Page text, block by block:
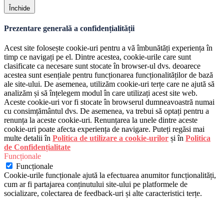
Închide
Prezentare generală a confidențialității
Acest site folosește cookie-uri pentru a vă îmbunătăți experiența în
timp ce navigați pe el. Dintre acestea, cookie-urile care sunt
clasificate ca necesare sunt stocate în browser-ul dvs. deoarece
acestea sunt esențiale pentru funcționarea funcționalităților de bază
ale site-ului. De asemenea, utilizăm cookie-uri terțe care ne ajută să
analizăm și să înțelegem modul în care utilizați acest site web.
Aceste cookie-uri vor fi stocate în browserul dumneavoastră numai
cu consimțământul dvs. De asemenea, va trebui să optați pentru a
renunța la aceste cookie-uri. Renunțarea la unele dintre aceste
cookie-uri poate afecta experiența de navigare. Puteți regăsi mai
multe detalii în Politica de utilizare a cookie-urilor și în Politica
de Confidențialitate
Funcționale
Funcționale
Cookie-urile funcționale ajută la efectuarea anumitor funcționalități,
cum ar fi partajarea conținutului site-ului pe platformele de
socializare, colectarea de feedback-uri și alte caracteristici terțe.